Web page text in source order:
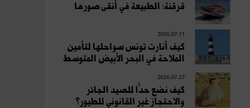
قرقنة: الطبيعة في أنقى صورها
2026.07.11
كيف أنارت تونس سواحلها لتأمين
الملاحة في البحر الأبيض المتوسط
2026.07.27
كيف نضع حدًّا للصيد الجائر
والاحتجاز غير القانوني للطيور؟